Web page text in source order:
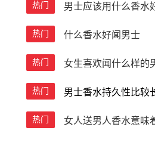
热门 男士应该用什么香水
热门 什么香水好闻男士
热门 女生喜欢闻什么样的
热门 男士香水持久性比较
热门 女人送男人香水意味